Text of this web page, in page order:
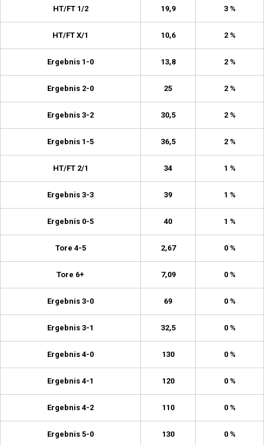
HT/FT 1/2 19,9 3 %
HT/FT X/1 10,6 2 %
Ergebnis 1-0 13,8 2 %
Ergebnis 2-0 25 2 %
Ergebnis 3-2 30,5 2 %
Ergebnis 1-5 36,5 2 %
HT/FT 2/1 34 1 %
Ergebnis 3-3 39 1 %
Ergebnis 0-5 40 1 %
Tore 4-5 2,67 0 %
Tore 6+ 7,09 0 %
Ergebnis 3-0 69 0 %
Ergebnis 3-1 32,5 0 %
Ergebnis 4-0 130 0 %
Ergebnis 4-1 120 0 %
Ergebnis 4-2 110 0 %
Ergebnis 5-0 130 0 %